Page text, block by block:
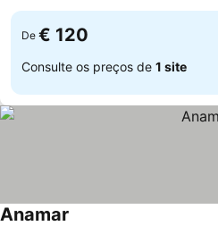
De € 120
Consulte os preços de 1 site
Anamar